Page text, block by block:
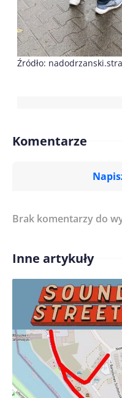
Źródło:
Komentarze
Treść komentarza*
Imię/ Nick*
Zapamiętaj moje
pisania kolejnych
Brak komentarzy do
Inne artykuły